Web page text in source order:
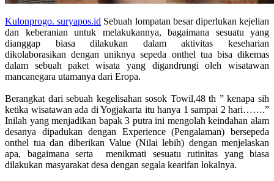
Kulonprogo. suryapos.id Sebuah lompatan besar diperlukan kejelian
dan keberanian untuk melakukannya, bagaimana sesuatu yang
dianggap biasa dilakukan dalam aktivitas keseharian
dikolaborasikan dengan uniknya sepeda onthel tua bisa dikemas
dalam sebuah paket wisata yang digandrungi oleh wisatawan
mancanegara utamanya dari Eropa.
Berangkat dari sebuah kegelisahan sosok Towil,48 th ” kenapa sih
ketika wisatawan ada di Yogjakarta itu hanya 1 sampai 2 hari…….”
Inilah yang menjadikan bapak 3 putra ini mengolah keindahan alam
desanya dipadukan dengan Experience (Pengalaman) bersepeda
onthel tua dan diberikan Value (Nilai lebih) dengan menjelaskan
apa, bagaimana serta menikmati sesuatu rutinitas yang biasa
dilakukan masyarakat desa dengan segala kearifan lokalnya.